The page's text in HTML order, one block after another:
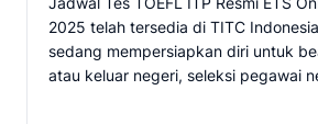
2025 telah tersedia di TITC
sedang mempersiapkan diri untuk
atau keluar negeri, seleksi pegawai